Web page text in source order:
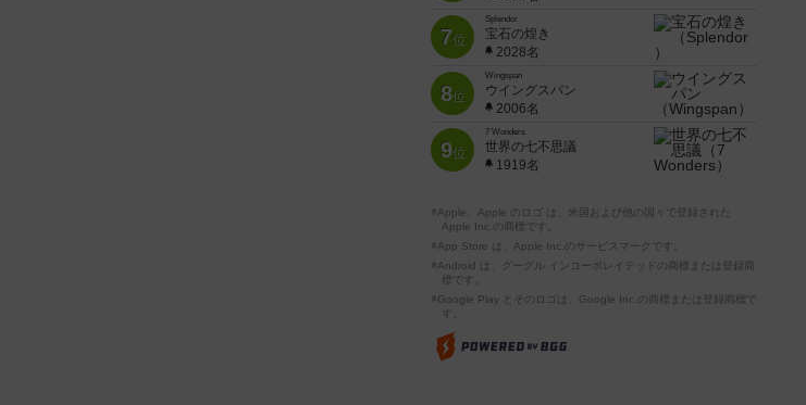
7位
Splendor
宝石の煌き
2028名
8位
Wingspan
ウイングスパン
2006名
9位
7 Wonders
世界の七不思議
1919名
※Apple、Apple のロゴ は、米国および他の国々で登録された
Apple Inc.の商標です。
※App Store は、Apple Inc.のサービスマークです。
※Android は、グーグル インコーポレイテッドの商標または登録商
標です。
※Google Play とそのロゴは、Google Inc.の商標または登録商標で
す。